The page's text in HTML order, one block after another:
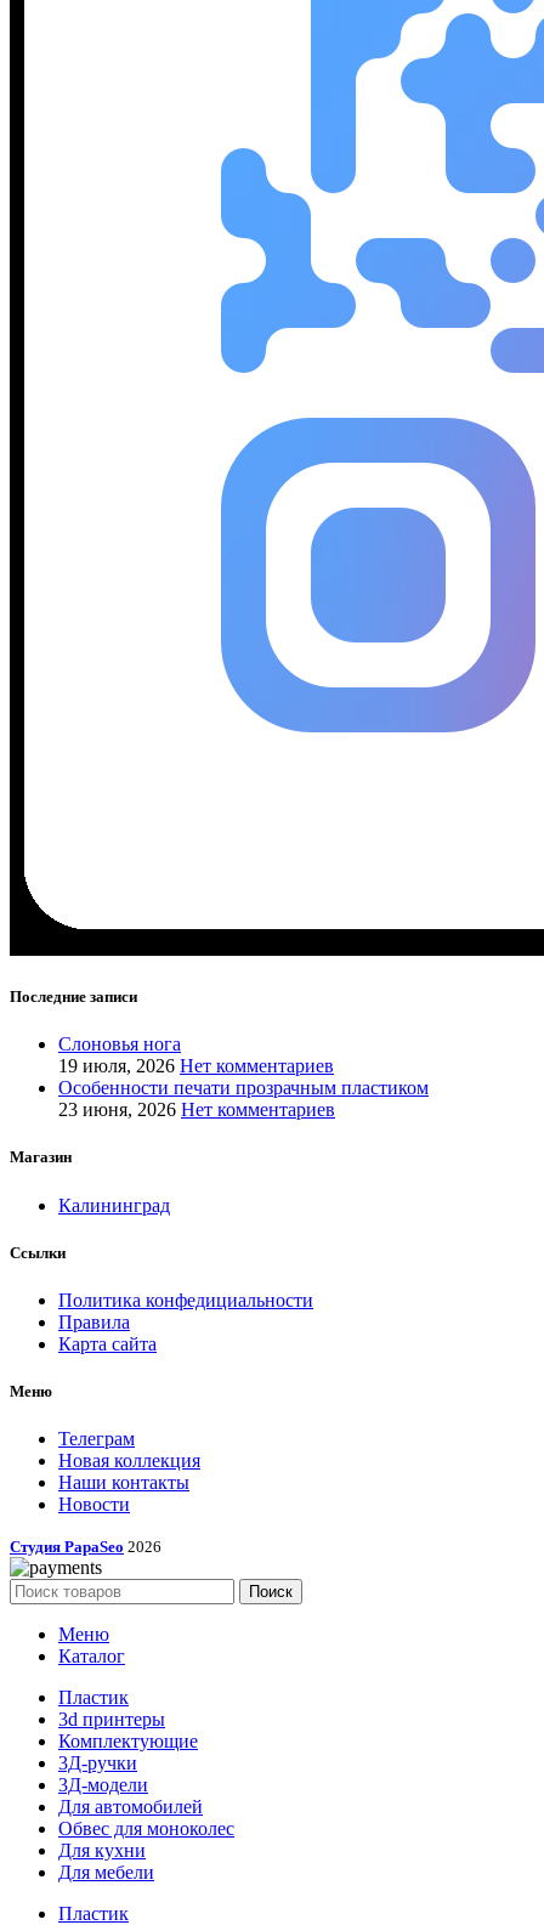
Последние записи
Слоновья нога
19 июля, 2026 Нет комментариев
Особенности печати прозрачным пластиком
23 июня, 2026 Нет комментариев
Магазин
Калининград
Ссылки
Политика конфедициальности
Правила
Карта сайта
Меню
Телеграм
Новая коллекция
Наши контакты
Новости
Студия PapaSeo 2026
Поиск
Меню
Каталог
Пластик
3d принтеры
Комплектующие
3Д-ручки
3Д-модели
Для автомобилей
Обвес для моноколес
Для кухни
Для мебели
Пластик